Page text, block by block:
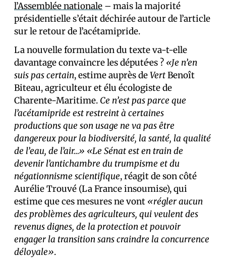
l’Assemblée nationale – mais la majorité
présidentielle s’était déchirée autour de l’article
sur le retour de l’acétamipride.
La nouvelle formulation du texte va-t-elle
davantage convaincre les député·es ? «Je n’en
suis pas certain, estime auprès deVertBenoît
Biteau, agriculteur et élu écologiste de
Charente-Maritime. Ce n’est pas parce que
l’acétamipride est restreint à certaines
productions que son usage ne va pas être
dangereux pour la biodiversité, la santé, la qualité
de l’eau, de l’air…» «Le Sénat est en train de
devenir l’antichambre du trumpisme et du
négationnisme scientifique, réagit de son côté
Aurélie Trouvé (La France insoumise), qui
estime que ces mesures ne vont «régler aucun
des problèmes des agriculteurs, qui veulent des
revenus dignes, de la protection et pouvoir
engager la transition sans craindre la concurrence
déloyale».